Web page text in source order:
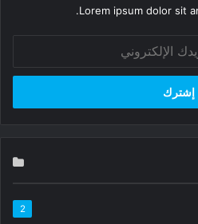
Lorem ipsum dolor sit
2